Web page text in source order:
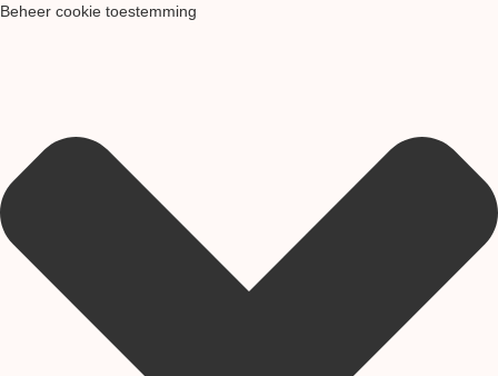
Beheer cookie toestemming